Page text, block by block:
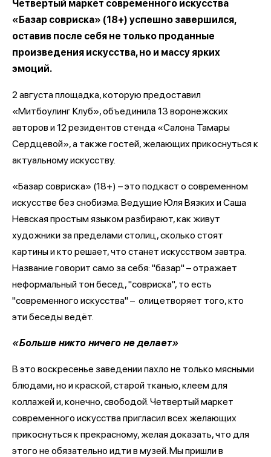
Четвертый маркет современного искусства
«Базар совриска» (18+) успешно завершился,
оставив после себя не только проданные
произведения искусства, но и массу ярких
эмоций.
2 августа площадка, которую предоставил
«Митбоулинг Клуб», объединила 13 воронежских
авторов и 12 резидентов стенда «Салона Тамары
Сердцевой», а также гостей, желающих прикоснуться к
актуальному искусству.
«Базар совриска» (18+) – это подкаст о современном
искусстве без снобизма. Ведущие Юля Вязких и Саша
Невская простым языком разбирают, как живут
художники за пределами столиц, сколько стоят
картины и кто решает, что станет искусством завтра.
Название говорит само за себя: "базар" – отражает
неформальный тон бесед, "совриска", то есть
"современного искусства" – олицетворяет того, кто
эти беседы ведёт.
«Больше никто ничего не делает»
В это воскресенье заведении пахло не только мясными
блюдами, но и краской, старой тканью, клеем для
коллажей и, конечно, свободой. Четвертый маркет
современного искусства пригласил всех желающих
прикоснуться к прекрасному, желая доказать, что для
этого не обязательно идти в музей. Мы пришли в